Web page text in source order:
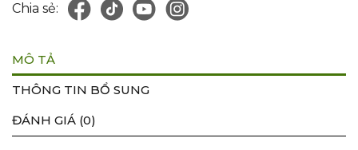
Chia sẻ:
MÔ TẢ
THÔNG TIN BỔ SUNG
ĐÁNH GIÁ (0)